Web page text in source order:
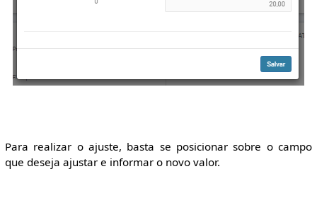
Para realizar o ajuste, basta se posicionar sobre o campo
que deseja ajustar e informar o novo valor.